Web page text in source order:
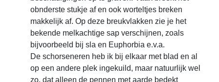
obnderste stukje af en ook worteltjes breken
makkelijk af. Op deze breukvlakken zie je het
bekende melkachtige sap verschijnen, zoals
bijvoorbeeld bij sla en Euphorbia e.v.a.
De schorseneren heb ik bij elkaar met blad en al
op een andere plek ingekuild, maar natuurlijk wel
zo, dat alleen de pennen met aarde bedekt